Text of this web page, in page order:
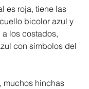
es roja, tiene las
bicolor azul y
a los costados,
con símbolos del
muchos hinchas